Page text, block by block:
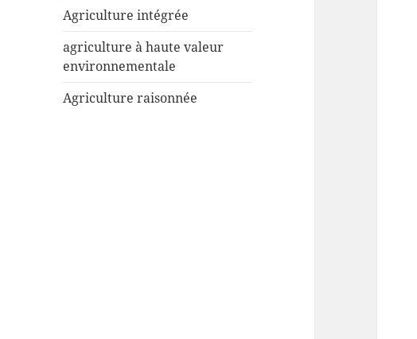
Agriculture intégrée
agriculture à haute valeur
environnementale
Agriculture raisonnée